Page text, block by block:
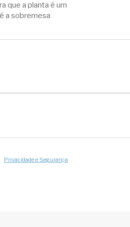
que a planta é um
a sobremesa
Privacidade e Segurança